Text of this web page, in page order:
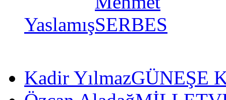
Yaslamış
Kadir YılmazGÜNEŞE